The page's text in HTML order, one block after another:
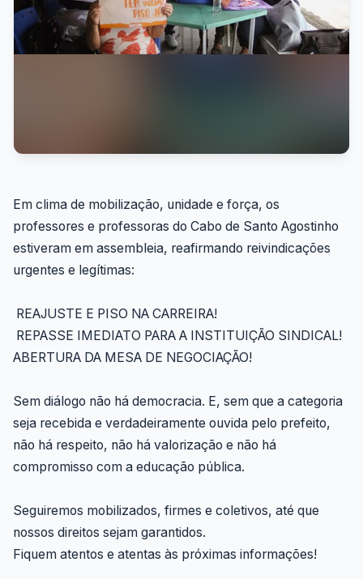
Em clima de mobilização, unidade e força, os
professores e professoras do Cabo de Santo Agostinho
estiveram em assembleia, reafirmando reivindicações
urgentes e legítimas:
REAJUSTE E PISO NA CARREIRA!
REPASSE IMEDIATO PARA A INSTITUIÇÃO SINDICAL!
ABERTURA DA MESA DE NEGOCIAÇÃO!
Sem diálogo não há democracia. E, sem que a categoria
seja recebida e verdadeiramente ouvida pelo prefeito,
não há respeito, não há valorização e não há
compromisso com a educação pública.
Seguiremos mobilizados, firmes e coletivos, até que
nossos direitos sejam garantidos.
Fiquem atentos e atentas às próximas informações!